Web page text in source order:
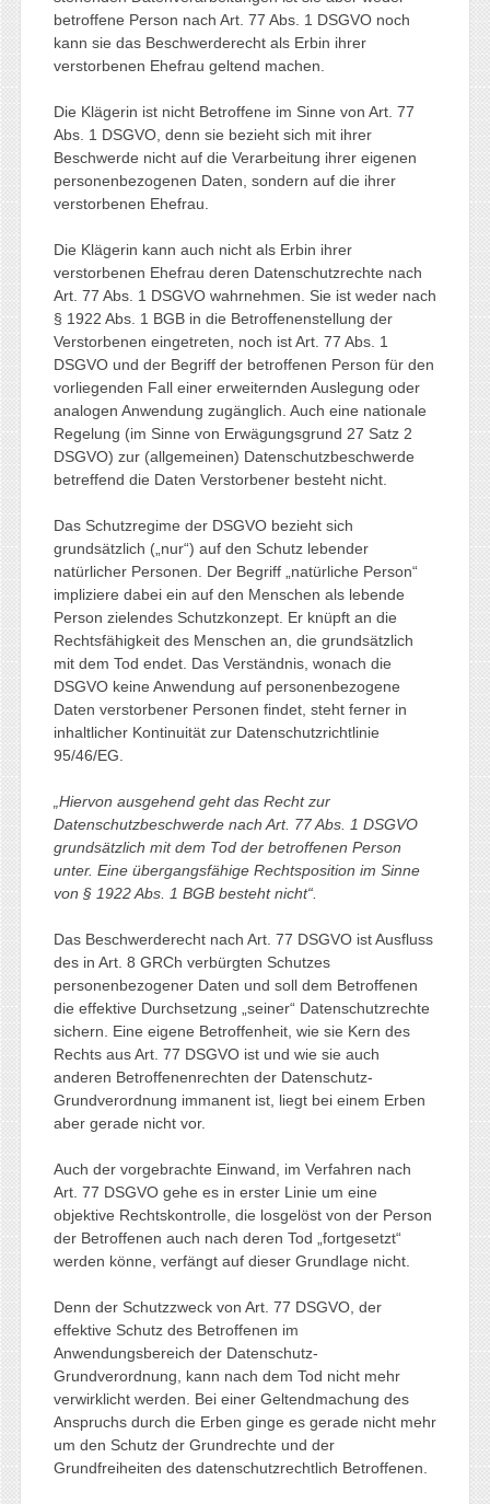
betroffene Person nach Art. 77 Abs. 1 DSGVO noch
kann sie das Beschwerderecht als Erbin ihrer
verstorbenen Ehefrau geltend machen.
Die Klägerin ist nicht Betroffene im Sinne von Art. 77
Abs. 1 DSGVO, denn sie bezieht sich mit ihrer
Beschwerde nicht auf die Verarbeitung ihrer eigenen
personenbezogenen Daten, sondern auf die ihrer
verstorbenen Ehefrau.
Die Klägerin kann auch nicht als Erbin ihrer
verstorbenen Ehefrau deren Datenschutzrechte nach
Art. 77 Abs. 1 DSGVO wahrnehmen. Sie ist weder nach
§ 1922 Abs. 1 BGB in die Betroffenenstellung der
Verstorbenen eingetreten, noch ist Art. 77 Abs. 1
DSGVO und der Begriff der betroffenen Person für den
vorliegenden Fall einer erweiternden Auslegung oder
analogen Anwendung zugänglich. Auch eine nationale
Regelung (im Sinne von Erwägungsgrund 27 Satz 2
DSGVO) zur (allgemeinen) Datenschutzbeschwerde
betreffend die Daten Verstorbener besteht nicht.
Das Schutzregime der DSGVO bezieht sich
grundsätzlich („nur“) auf den Schutz lebender
natürlicher Personen. Der Begriff „natürliche Person“
impliziere dabei ein auf den Menschen als lebende
Person zielendes Schutzkonzept. Er knüpft an die
Rechtsfähigkeit des Menschen an, die grundsätzlich
mit dem Tod endet. Das Verständnis, wonach die
DSGVO keine Anwendung auf personenbezogene
Daten verstorbener Personen findet, steht ferner in
inhaltlicher Kontinuität zur Datenschutzrichtlinie
95/46/EG.
„Hiervon ausgehend geht das Recht zur
Datenschutzbeschwerde nach Art. 77 Abs. 1 DSGVO
grundsätzlich mit dem Tod der betroffenen Person
unter. Eine übergangsfähige Rechtsposition im Sinne
von § 1922 Abs. 1 BGB besteht nicht“.
Das Beschwerderecht nach Art. 77 DSGVO ist Ausfluss
des in Art. 8 GRCh verbürgten Schutzes
personenbezogener Daten und soll dem Betroffenen
die effektive Durchsetzung „seiner“ Datenschutzrechte
sichern. Eine eigene Betroffenheit, wie sie Kern des
Rechts aus Art. 77 DSGVO ist und wie sie auch
anderen Betroffenenrechten der Datenschutz-
Grundverordnung immanent ist, liegt bei einem Erben
aber gerade nicht vor.
Auch der vorgebrachte Einwand, im Verfahren nach
Art. 77 DSGVO gehe es in erster Linie um eine
objektive Rechtskontrolle, die losgelöst von der Person
der Betroffenen auch nach deren Tod „fortgesetzt“
werden könne, verfängt auf dieser Grundlage nicht.
Denn der Schutzzweck von Art. 77 DSGVO, der
effektive Schutz des Betroffenen im
Anwendungsbereich der Datenschutz-
Grundverordnung, kann nach dem Tod nicht mehr
verwirklicht werden. Bei einer Geltendmachung des
Anspruchs durch die Erben ginge es gerade nicht mehr
um den Schutz der Grundrechte und der
Grundfreiheiten des datenschutzrechtlich Betroffenen.